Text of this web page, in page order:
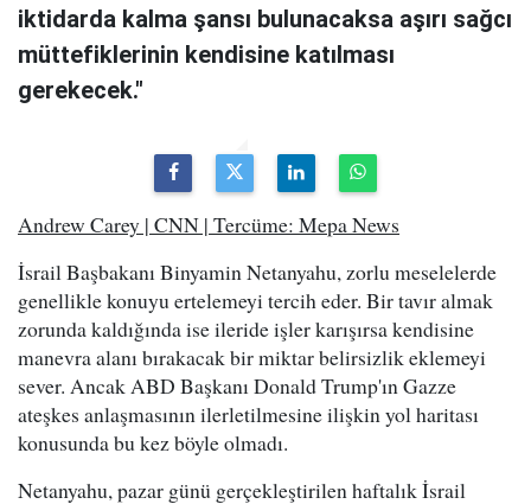
iktidarda kalma şansı bulunacaksa aşırı sağcı
müttefiklerinin kendisine katılması
gerekecek."
Andrew Carey | CNN | Tercüme: Mepa News
İsrail Başbakanı Binyamin Netanyahu, zorlu meselelerde
genellikle konuyu ertelemeyi tercih eder. Bir tavır almak
zorunda kaldığında ise ileride işler karışırsa kendisine
manevra alanı bırakacak bir miktar belirsizlik eklemeyi
sever. Ancak ABD Başkanı Donald Trump'ın Gazze
ateşkes anlaşmasının ilerletilmesine ilişkin yol haritası
konusunda bu kez böyle olmadı.
Netanyahu, pazar günü gerçekleştirilen haftalık İsrail